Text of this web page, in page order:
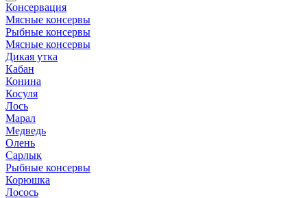
Консервация
Мясные консервы
Рыбные консервы
Мясные консервы
Дикая утка
Кабан
Конина
Косуля
Лось
Марал
Медведь
Олень
Сарлык
Рыбные консервы
Корюшка
Лосось